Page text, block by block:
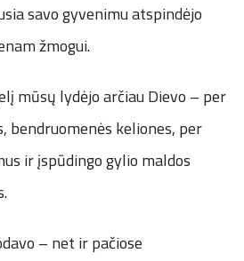
savo gyvenimu atspindėjo
žmogui.
mūsų lydėjo arčiau Dievo – per
bendruomenės keliones, per
ir įspūdingo gylio maldos
– net ir pačiose